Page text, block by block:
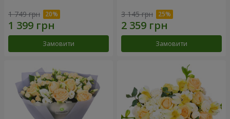
1 749 грн
Замовити
3 145 грн
Замовити